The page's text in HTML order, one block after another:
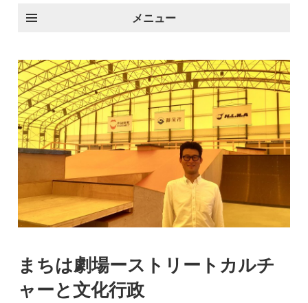
メニュー
まちは劇場ーストリートカルチ
ャーと文化行政